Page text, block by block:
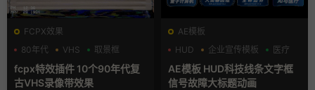
FCPX效果
80年代
VHS 取景框
fcpx特效插件 10个90年代复
古VHS录像带效果
AE模板
HUD
企业宣传模板 医疗
AE模板 HUD科技线条文字框
信号故障大标题动画